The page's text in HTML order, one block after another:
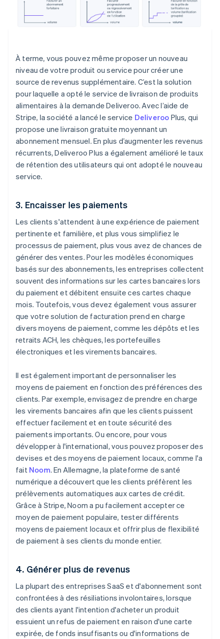
À terme, vous pouvez même proposer un nouveau
niveau de votre produit ou service pour créer une
source de revenus supplémentaire. C’est la solution
pour laquelle a opté le service de livraison de produits
alimentaires à la demande Deliveroo. Avec l’aide de
Stripe, la société a lancé le service Deliveroo Plus, qui
propose une livraison gratuite moyennant un
abonnement mensuel. En plus d’augmenter les revenus
récurrents, Deliveroo Plus a également amélioré le taux
de rétention des utilisateurs qui ont adopté le nouveau
service.
3. Encaisser les paiements
Les clients s'attendent à une expérience de paiement
pertinente et familière, et plus vous simplifiez le
processus de paiement, plus vous avez de chances de
générer des ventes. Pour les modèles économiques
basés sur des abonnements, les entreprises collectent
souvent des informations sur les cartes bancaires lors
du paiement et débitent ensuite ces cartes chaque
mois. Toutefois, vous devez également vous assurer
que votre solution de facturation prend en charge
divers moyens de paiement, comme les dépôts et les
retraits ACH, les chèques, les portefeuilles
électroniques et les virements bancaires.
Il est également important de personnaliser les
moyens de paiement en fonction des préférences des
clients. Par exemple, envisagez de prendre en charge
les virements bancaires afin que les clients puissent
effectuer facilement et en toute sécurité des
paiements importants. Ou encore, pour vous
développer à l'international, vous pouvez proposer des
devises et des moyens de paiement locaux, comme l'a
fait Noom. En Allemagne, la plateforme de santé
numérique a découvert que les clients préfèrent les
prélèvements automatiques aux cartes de crédit.
Grâce à Stripe, Noom a pu facilement accepter ce
moyen de paiement populaire, tester différents
moyens de paiement locaux et offrir plus de flexibilité
de paiement à ses clients du monde entier.
4. Générer plus de revenus
La plupart des entreprises SaaS et d'abonnement sont
confrontées à des résiliations involontaires, lorsque
des clients ayant l'intention d'acheter un produit
essuient un refus de paiement en raison d'une carte
expirée, de fonds insuffisants ou d'informations de